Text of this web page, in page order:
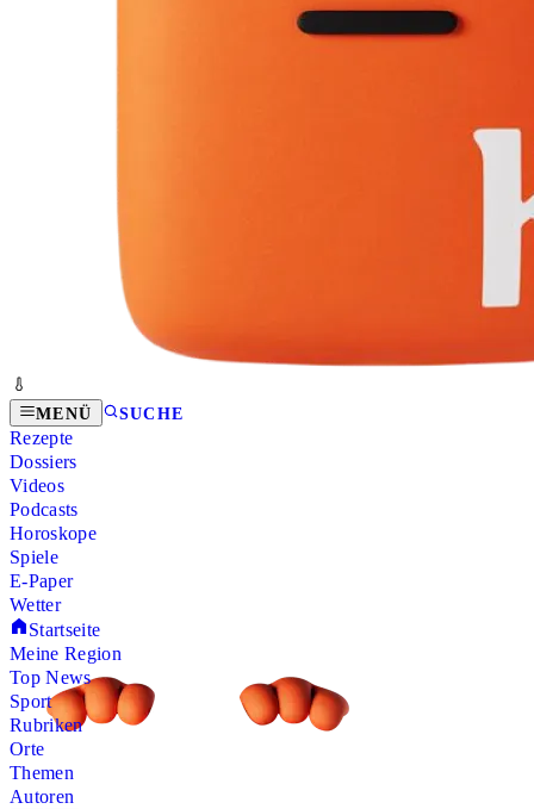
MENÜ SUCHE
Rezepte
Dossiers
Videos
Podcasts
Horoskope
Spiele
E-Paper
Wetter
Startseite
Meine Region
Top News
Sport
Rubriken
Orte
Themen
Autoren